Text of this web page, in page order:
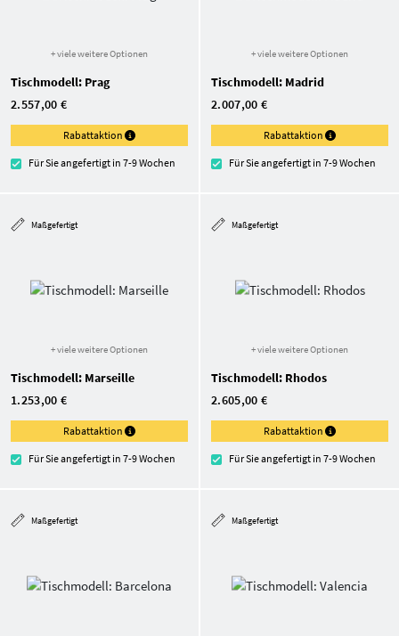
+ viele weitere Optionen
Tischmodell: Prag
2.557,00 €
Rabattaktion
Für Sie angefertigt in 7-9 Wochen
+ viele weitere Optionen
Tischmodell: Madrid
2.007,00 €
Rabattaktion
Für Sie angefertigt in 7-9 Wochen
Maßgefertigt
+ viele weitere Optionen
Tischmodell: Marseille
1.253,00 €
Rabattaktion
Für Sie angefertigt in 7-9 Wochen
Maßgefertigt
+ viele weitere Optionen
Tischmodell: Rhodos
2.605,00 €
Rabattaktion
Für Sie angefertigt in 7-9 Wochen
Maßgefertigt Maßgefertigt